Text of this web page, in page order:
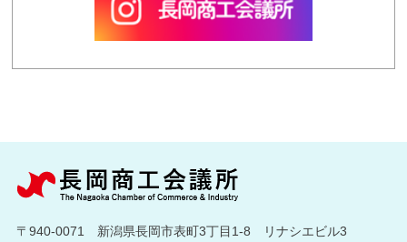
〒940-0071 新潟県長岡市表町3丁目1-8 リナシエビル3